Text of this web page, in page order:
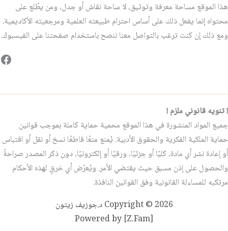
هذا الموقع مساحة معرفة وتوثيق، لا ساحة نقاش أو جدل، ومن يطّلع على
محتواه إنما يفعل ذلك على أساس احترام طبيعته العلمية ومرجعيته الأكاديمية.
ومع ذلك إن كنت ترغب بالتواصل معنا ننصح باستخدام صفحتنا على الفيسبوك.
! تنويه قانوني ملزم !
جميع المواد المنشورة في هذا الموقع محمية حماية كاملة بموجب قوانين
حماية الملكية الفكرية والحقوق الأدبية. يُمنع منعًا قاطعًا نسخ أو نقل أو اقتباس
أو إعادة نشر أي مادة، كليًا أو جزئيًا، ورقيًا أو إلكترونيًا، دون ذكر المصدر صراحةً
والحصول على إذن مسبق حيث يقتضي الأمر. ويُعرّض أي خرقٍ لهذه الأحكام
مرتكبه للمساءلة القانونية وفق القوانين النافذة.
Copyright © 2026 د.جوزيف زيتون
Powered by [Z.Fam]